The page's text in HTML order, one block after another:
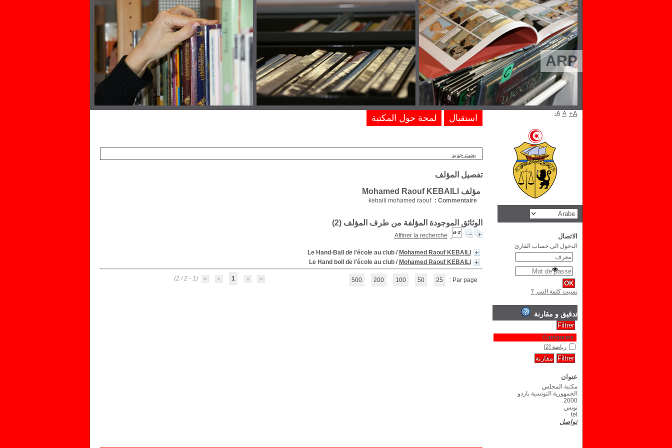
ARP
بحث جديد
تفصيل المؤلف
مؤلف Mohamed Raouf KEBAILI
Commentaire :
kebaili mohamed raouf
الوثائق الموجودة المؤلفة من طرف المؤلف (2
)
Affiner la recherche
Le Hand-Ball de l'école au club/ Mohamed Raouf KEBAILI
Le Hand boll de l'école au club/ Mohamed Raouf KEBAILI
1
(1 - 2 / 2) Par page :
25
50
100
200
500
استقبال لمحة حول المكتبة A- A A+
الاتصال
الدخول الى حساب القارئ
نسيت كلمة السر ؟
تدقيق و مقارنة
Catégories
رياضة [2]
عنوان
مكتبة المجلس
الجمهورية التونسية باردو
2000
تونس
tel
تواصل